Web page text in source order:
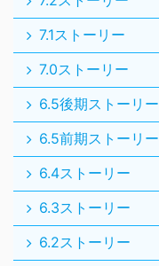
7.1ストーリー
7.0ストーリー
6.5後期ストーリー
6.5前期ストーリー
6.4ストーリー
6.3ストーリー
6.2ストーリー